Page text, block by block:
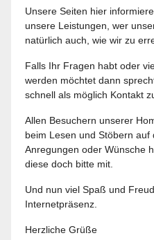
Unsere Seiten hier
unsere Leistungen, wer
natürlich auch, wie wir zu
Falls Ihr Fragen habt oder
werden möchtet dann
schnell als möglich Kontakt
Allen Besuchern unserer
beim Lesen und Stöbern
Anregungen oder Wünsche
diese doch bitte mit.
Und nun viel Spaß und
Internetpräsenz.
Herzliche Grüße